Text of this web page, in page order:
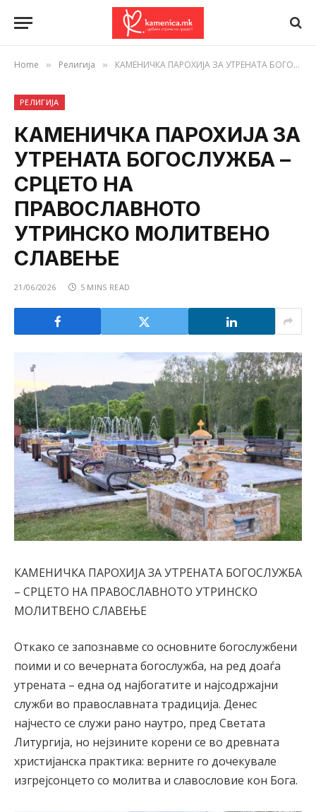
Home » Религија » КАМЕНИЧКА ПАРОХИЈА ЗА УТРЕНАТА БОГОСЛУЖБА – СРЦЕТО НА ПРАВОСЛАВНОТО УТРИНСКО МОЛИТВЕНО СЛАВЕЊЕ
РЕЛИГИЈА
КАМЕНИЧКА ПАРОХИЈА ЗА
УТРЕНАТА БОГОСЛУЖБА –
СРЦЕТО НА
ПРАВОСЛАВНОТО
УТРИНСКО МОЛИТВЕНО
СЛАВЕЊЕ
21/06/2026 5 MINS READ
КАМЕНИЧКА ПАРОХИЈА ЗА УТРЕНАТА БОГОСЛУЖБА
– СРЦЕТО НА ПРАВОСЛАВНОТО УТРИНСКО
МОЛИТВЕНО СЛАВЕЊЕ
Откако се запознавме со основните богослужбени
поими и со вечерната богослужба, на ред доаѓа
утрената – една од најбогатите и најсодржајни
служби во православната традиција. Денес
најчесто се служи рано наутро, пред Светата
Литургија, но нејзините корени се во древната
христијанска практика: верните го дочекувале
изгрејсонцето со молитва и славословие кон Бога.